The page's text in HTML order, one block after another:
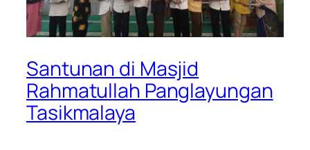
Santunan di Masjid
Rahmatullah Panglayungan
Tasikmalaya